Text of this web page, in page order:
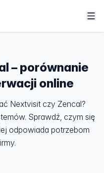
– porównanie
online
Nextvisit czy Zencal?
Sprawdź, czym się
odpowiada potrzebom